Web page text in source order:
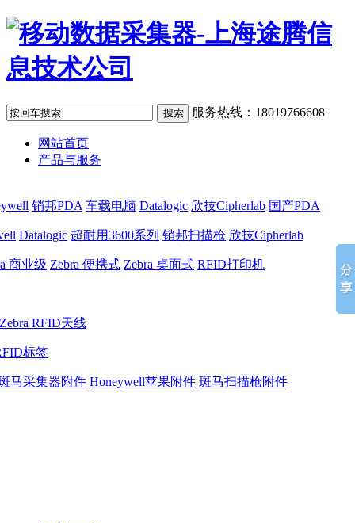
服务热线：18019766608
网站首页
产品与服务
销邦PDA 车载电脑 Datalogic 欣技Cipherlab 国产PDA
Datalogic 超耐用3600系列 销邦扫描枪 欣技Cipherlab
商业级 Zebra 便携式 Zebra 桌面式 RFID打印机
Zebra RFID天线
标签
马采集器附件 Honeywell苹果附件 斑马扫描枪附件